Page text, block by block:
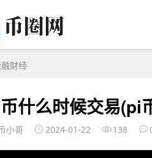
财经
什么时候交易(pi
小哥 2024-01-22 138